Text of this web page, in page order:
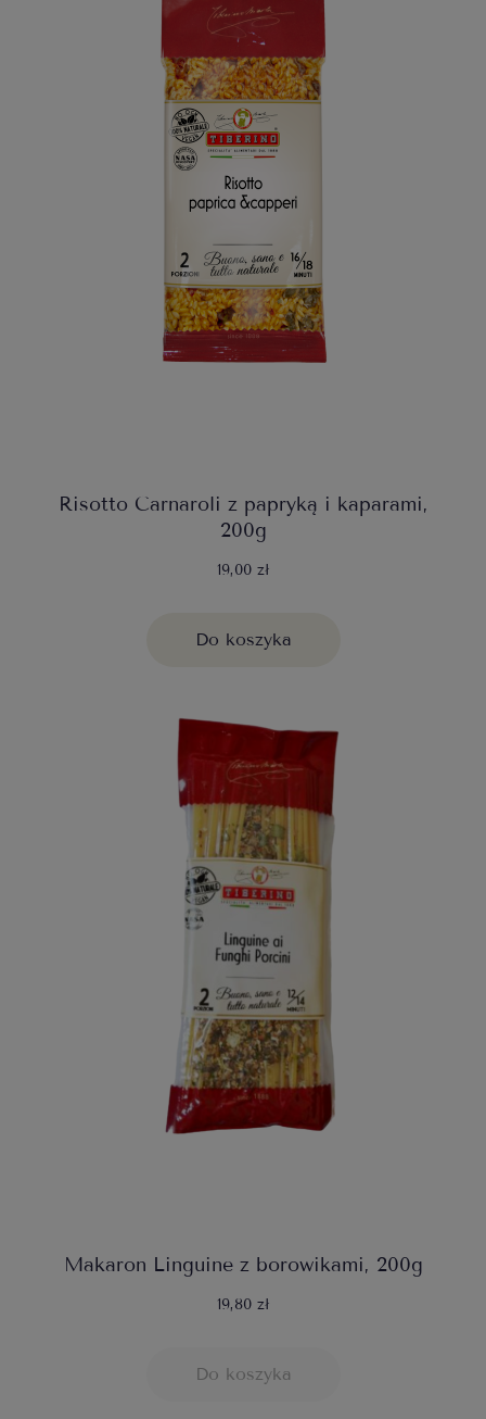
Risotto Carnaroli z papryką i kaparami,
200g
19,00 zł
Do koszyka
Makaron Linguine z borowikami, 200g
19,80 zł
Do koszyka